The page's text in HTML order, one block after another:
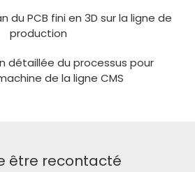
du PCB fini en 3D sur la ligne de
production
détaillée du processus pour
de la ligne CMS
être recontacté